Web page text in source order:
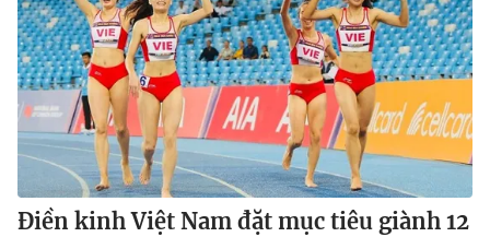
Điền kinh Việt Nam đặt mục tiêu giành 12